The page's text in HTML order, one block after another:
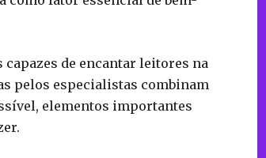
de encantar leitores na
pelos especialistas combinam
elementos importantes